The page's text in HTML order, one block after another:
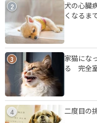
2
犬の心臓
くなるま
3
家猫にな
る 完全
4 二度目の